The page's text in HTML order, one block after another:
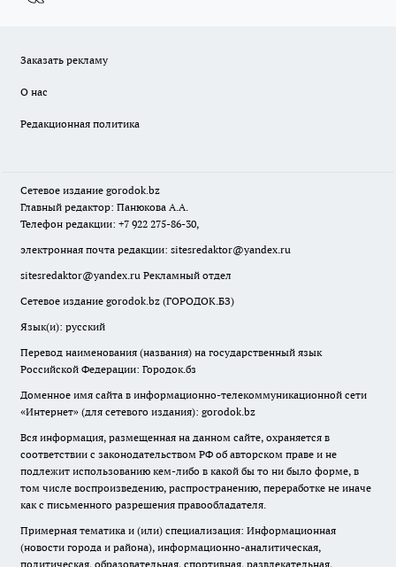
Заказать рекламу
О нас
Редакционная политика
Сетевое издание gorodok.bz
Главный редактор: Панюкова А.А.
Телефон редакции: +7 922 275-86-30,
электронная почта редакции: sitesredaktor@yandex.ru
sitesredaktor@yandex.ru Рекламный отдел
Сетевое издание gorodok.bz (ГОРОДОК.БЗ)
Язык(и): русский
Перевод наименования (названия) на государственный язык
Российской Федерации: Городок.бз
Доменное имя сайта в информационно-телекоммуникационной сети
«Интернет» (для сетевого издания): gorodok.bz
Вся информация, размещенная на данном сайте, охраняется в
соответствии с законодательством РФ об авторском праве и не
подлежит использованию кем-либо в какой бы то ни было форме, в
том числе воспроизведению, распространению, переработке не иначе
как с письменного разрешения правообладателя.
Примерная тематика и (или) специализация: Информационная
(новости города и района), информационно-аналитическая,
политическая, образовательная, спортивная, развлекательная,